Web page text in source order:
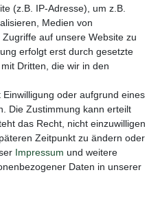
gelesen habe. Meine
** Hierbei handelt es sich um ein Pflichtfeld.
(z.B. IP-Adresse), um z.B.
Medien von
auf unsere Website zu
erfolgt erst durch gesetzte
Dritten, die wir in den
oder aufgrund eines
Die Zustimmung kann erteilt
das Recht, nicht einzuwilligen
Zeitpunkt zu ändern oder
Impressum und weitere
Daten in unserer